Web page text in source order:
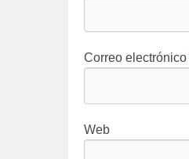
Correo electrónico
Web